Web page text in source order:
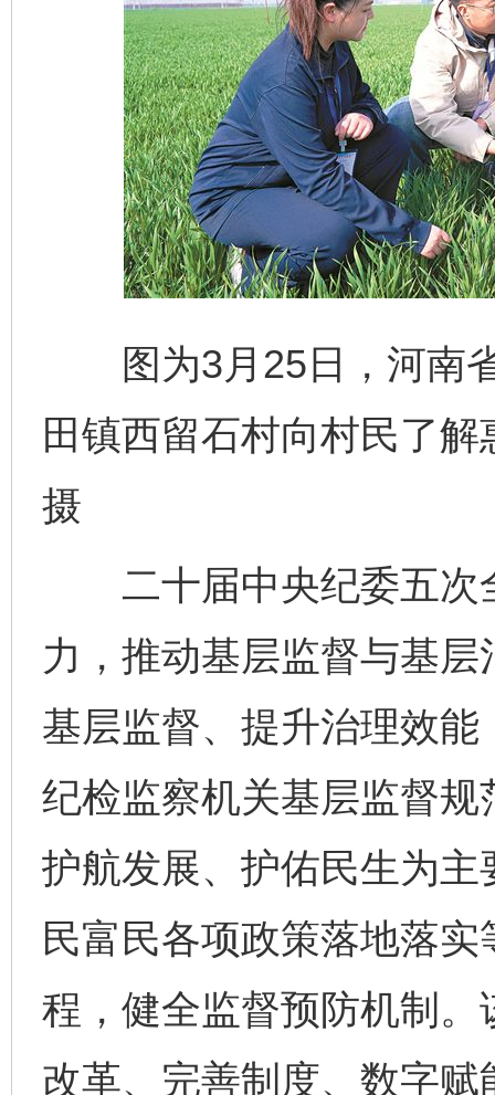
图为3月25日，河南省
田镇西留石村向村民了
摄
二十届中央纪委五次
力，推动基层监督与基
基层监督、提升治理效
纪检监察机关基层监督
护航发展、护佑民生为
民富民各项政策落地落
程，健全监督预防机制
改革、完善制度、数字